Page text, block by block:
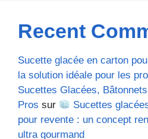
Recent
Sucette glacée en carton
la solution idéale pour les
Sucettes Glacées,
Pros sur
Sucettes
pour revente : un concept
ultra gourmand